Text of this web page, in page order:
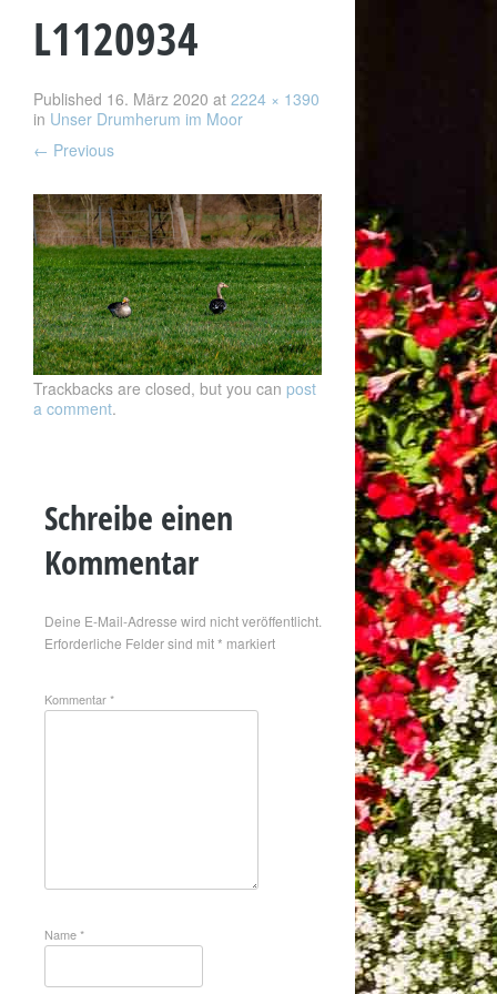
L1120934
Published 16. März 2020 at 2224 × 1390
in Unser Drumherum im Moor
← Previous
Trackbacks are closed, but you can post
a comment.
Schreibe einen
Kommentar
Deine E-Mail-Adresse wird nicht veröffentlicht.
Erforderliche Felder sind mit* markiert
Kommentar*
Name*